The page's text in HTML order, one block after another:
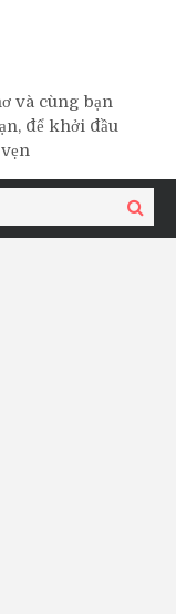
và cùng bạn
để khởi đầu
Tìm
kiếm